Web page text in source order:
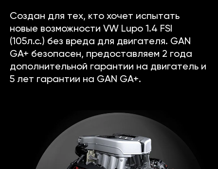
Создан для тех, кто хочет испытать
новые возможности VW Lupo 1.4 FSI
(105л.с.) без вреда для двигателя. GAN
GA+ безопасен, предоставляем 2 года
дополнительной гарантии на двигатель и
5 лет гарантии на GAN GA+.